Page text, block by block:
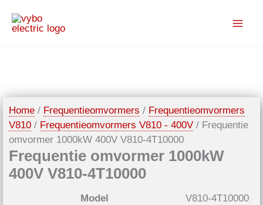
naar
Home / Frequentieomvormers / Frequentieomvormers
V810 / Frequentieomvormers V810 - 400V / Frequentie
omvormer 1000kW 400V V810-4T10000
Frequentie omvormer 1000kW
400V V810-4T10000
Model
V810-4T10000